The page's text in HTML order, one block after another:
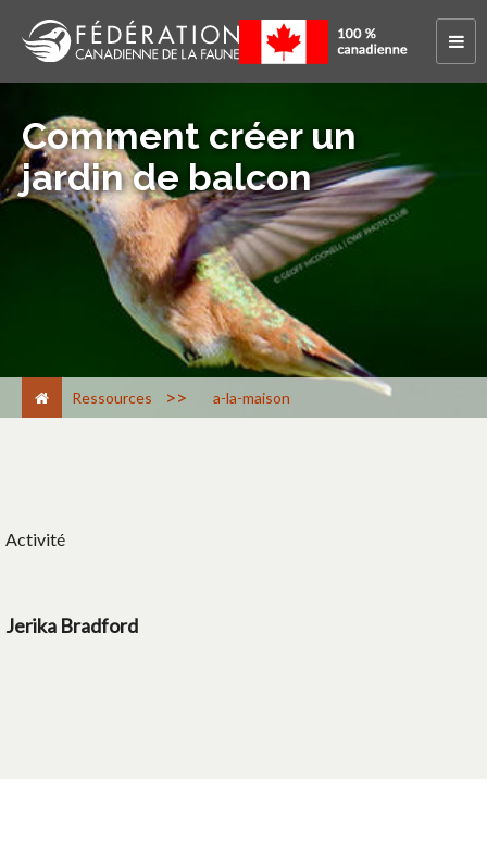
Comment créer un
jardin de balcon
Ressources > a-la-maison
Activité
Jerika Bradford